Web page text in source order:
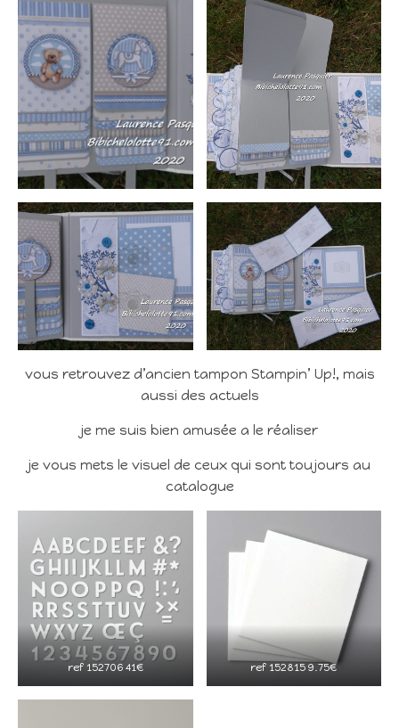
vous retrouvez d’ancien tampon Stampin’ Up!, mais
aussi des actuels
je me suis bien amusée a le réaliser
je vous mets le visuel de ceux qui sont toujours au
catalogue
ref 152706 41€ ref 152815 9.75€